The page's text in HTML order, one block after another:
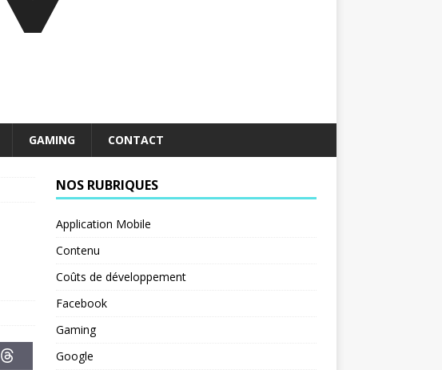
GAMING CONTACT
NOS RUBRIQUES
Application Mobile
Contenu
Coûts de développement
Facebook
Gaming
Google